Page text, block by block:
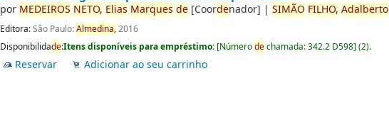
por MEDEIROS NETO, Elias Marques de [Coordenador] |SIMÃO FILHO, Adalberto
Editora:São Paulo:Almedina,2016
Disponibilidade:Itens disponíveis para empréstimo: [Númerodechamada:342.2 D598](2).
Reservar Adicionar ao seu carrinho